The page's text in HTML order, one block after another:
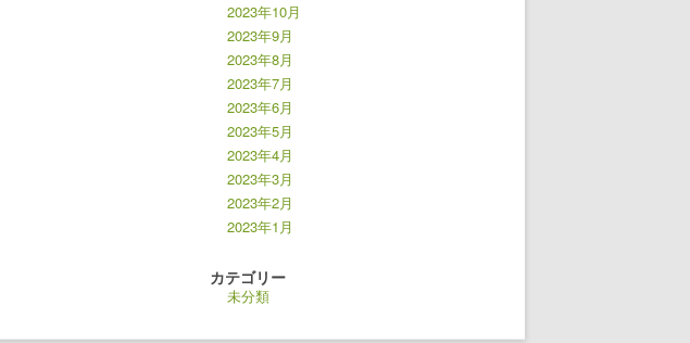
2023年10月
2023年9月
2023年8月
2023年7月
2023年6月
2023年5月
2023年4月
2023年3月
2023年2月
2023年1月
カテゴリー
未分類